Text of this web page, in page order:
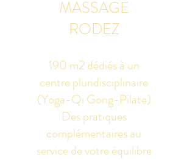
MASSAGE
RODEZ
190 m2 dédiés à un
centre pluridisciplinaire
(Yoga-Qi Gong-Pilate)
Des pratiques
complémentaires au
service de votre équilibre